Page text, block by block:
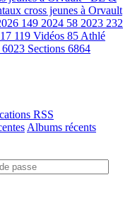
cross jeunes à Orvault
149 2024 58 2023 232
119 Vidéos 85 Athlé
6023 Sections 6864
RSS
Albums récents